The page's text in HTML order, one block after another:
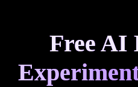
Free AI